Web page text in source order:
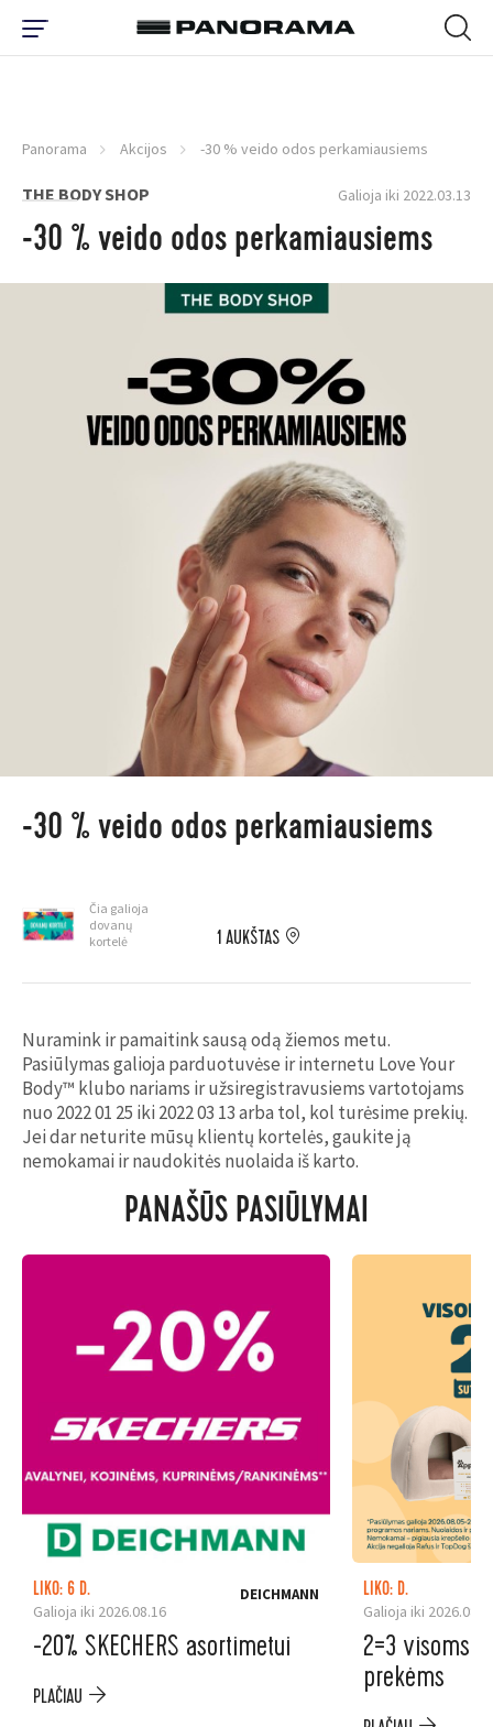
Panorama Akcijos -30 % veido odos perkamiausiems
THE BODY SHOP Galioja iki 2022.03.13
-30 % veido odos perkamiausiems
-30 % veido odos perkamiausiems
Čia galioja
dovanų
kortelė
1 AUKŠTAS
Nuramink ir pamaitink sausą odą žiemos metu.
Pasiūlymas galioja parduotuvėse ir internetu Love Your
Body™ klubo nariams ir užsiregistravusiems vartotojams
nuo 2022 01 25 iki 2022 03 13 arba tol, kol turėsime prekių.
Jei dar neturite mūsų klientų kortelės, gaukite ją
nemokamai ir naudokitės nuolaida iš karto.
PANAŠŪS PASIŪLYMAI
LIKO: 6 D.
Galioja iki 2026.08.16
DEICHMANN
-20% SKECHERS asortimetui
PLAČIAU
LIKO: D.
Galioja iki
2=3 visoms
prekėms